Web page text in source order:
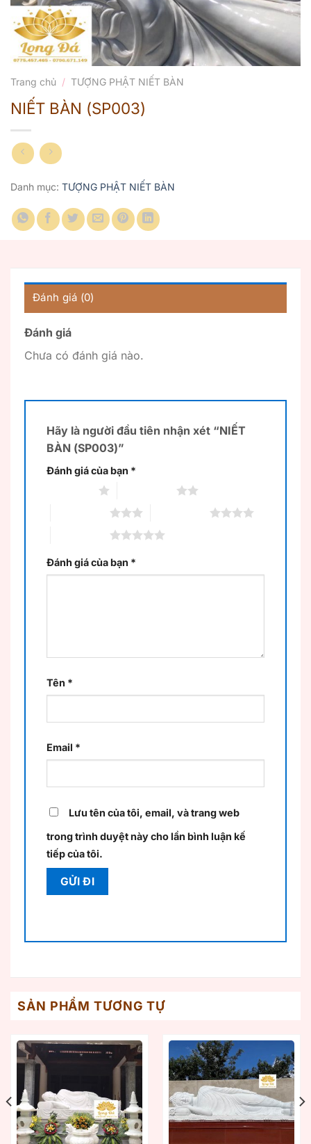
Trang chủ / TƯỢNG PHẬT NIẾT BÀN
NIẾT BÀN (SP003)
Danh mục: TƯỢNG PHẬT NIẾT BÀN
Đánh giá (0)
Đánh giá
Chưa có đánh giá nào.
Hãy là người đầu tiên nhận xét “NIẾT
BÀN (SP003)”
Đánh giá của bạn *
Đánh giá của bạn *
Tên *
Email *
Lưu tên của tôi, email, và trang web
trong trình duyệt này cho lần bình luận kế
tiếp của tôi.
SẢN PHẨM TƯƠNG TỰ